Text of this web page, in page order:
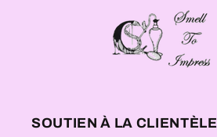
SOUTIEN À LA CLIENTÈLE